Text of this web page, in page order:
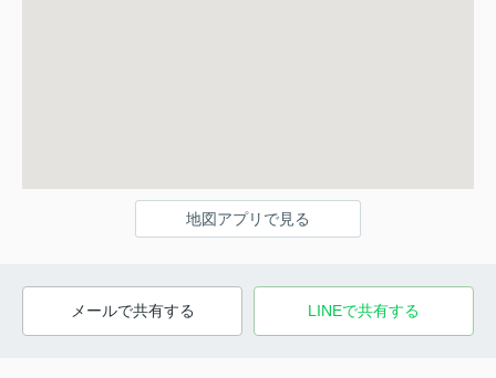
地図アプリで見る
メールで共有する LINEで共有する